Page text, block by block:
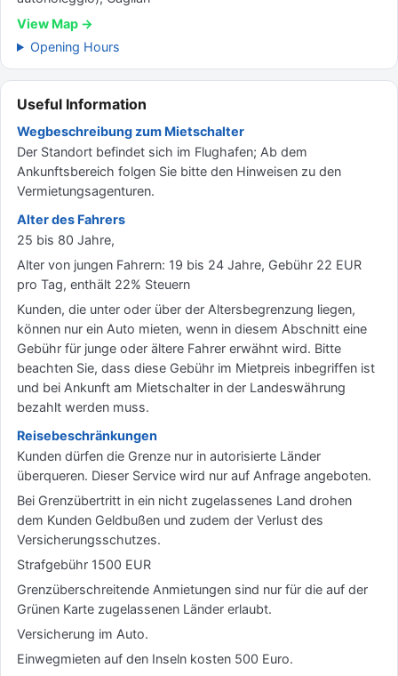
View Map →
Opening Hours
Useful Information
Wegbeschreibung zum Mietschalter
Der Standort befindet sich im Flughafen; Ab dem
Ankunftsbereich folgen Sie bitte den Hinweisen zu den
Vermietungsagenturen.
Alter des Fahrers
25 bis 80 Jahre,
Alter von jungen Fahrern: 19 bis 24 Jahre, Gebühr 22 EUR
pro Tag, enthält 22% Steuern
Kunden, die unter oder über der Altersbegrenzung liegen,
können nur ein Auto mieten, wenn in diesem Abschnitt eine
Gebühr für junge oder ältere Fahrer erwähnt wird. Bitte
beachten Sie, dass diese Gebühr im Mietpreis inbegriffen ist
und bei Ankunft am Mietschalter in der Landeswährung
bezahlt werden muss.
Reisebeschränkungen
Kunden dürfen die Grenze nur in autorisierte Länder
überqueren. Dieser Service wird nur auf Anfrage angeboten.
Bei Grenzübertritt in ein nicht zugelassenes Land drohen
dem Kunden Geldbußen und zudem der Verlust des
Versicherungsschutzes.
Strafgebühr 1500 EUR
Grenzüberschreitende Anmietungen sind nur für die auf der
Grünen Karte zugelassenen Länder erlaubt.
Versicherung im Auto.
Einwegmieten auf den Inseln kosten 500 Euro.